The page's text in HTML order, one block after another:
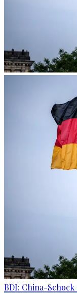
BDI: China-